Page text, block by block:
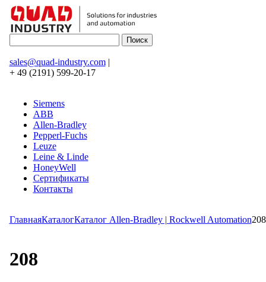
sales@quad-industry.com|
+ 49 (2191) 599-20-17
Siemens
ABB
Allen-Bradley
Pepperl-Fuchs
Leuze
Leine & Linde
HoneyWell
Сертификаты
Контакты
ГлавнаяКаталогКаталог Allen-Bradley | Rockwell Automation208
208